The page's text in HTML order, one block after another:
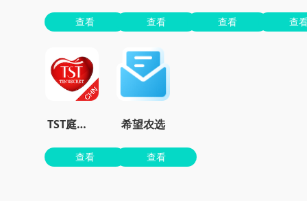
查看 查看 查看 查
TST庭秘密app
查看
希望农选
查看